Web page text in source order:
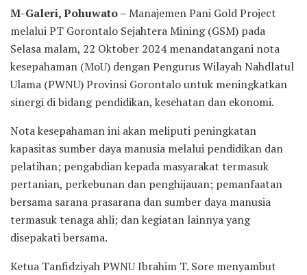
M-Galeri, Pohuwato –Manajemen Pani Gold Project
melalui PT Gorontalo Sejahtera Mining (GSM) pada
Selasa malam, 22 Oktober 2024 menandatangani nota
kesepahaman (MoU) dengan Pengurus Wilayah Nahdlatul
Ulama (PWNU) Provinsi Gorontalo untuk meningkatkan
sinergi di bidang pendidikan, kesehatan dan ekonomi.
Nota kesepahaman ini akan meliputi peningkatan
kapasitas sumber daya manusia melalui pendidikan dan
pelatihan; pengabdian kepada masyarakat termasuk
pertanian, perkebunan dan penghijauan; pemanfaatan
bersama sarana prasarana dan sumber daya manusia
termasuk tenaga ahli; dan kegiatan lainnya yang
disepakati bersama.
Ketua Tanfidziyah PWNU Ibrahim T. Sore menyambut